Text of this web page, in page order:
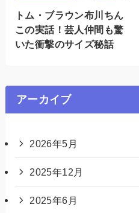
トム・ブラウン布川ちん
この実話！芸人仲間も驚
いた衝撃のサイズ秘話
アーカイブ
2026年5月
2025年12月
2025年6月